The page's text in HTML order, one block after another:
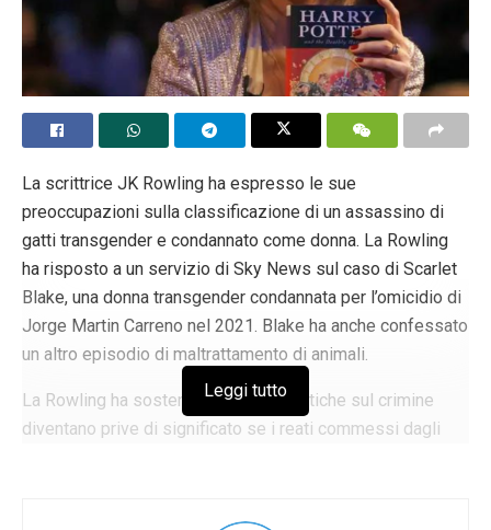
La scrittrice JK Rowling ha espresso le sue
preoccupazioni sulla classificazione di un assassino di
gatti transgender e condannato come donna. La Rowling
ha risposto a un servizio di Sky News sul caso di Scarlet
Blake, una donna transgender condannata per l’omicidio di
Jorge Martin Carreno nel 2021. Blake ha anche confessato
un altro episodio di maltrattamento di animali.
La Rowling ha sostenuto che le statistiche sul crimine
diventano prive di significato se i reati commessi dagli
Leggi tutto